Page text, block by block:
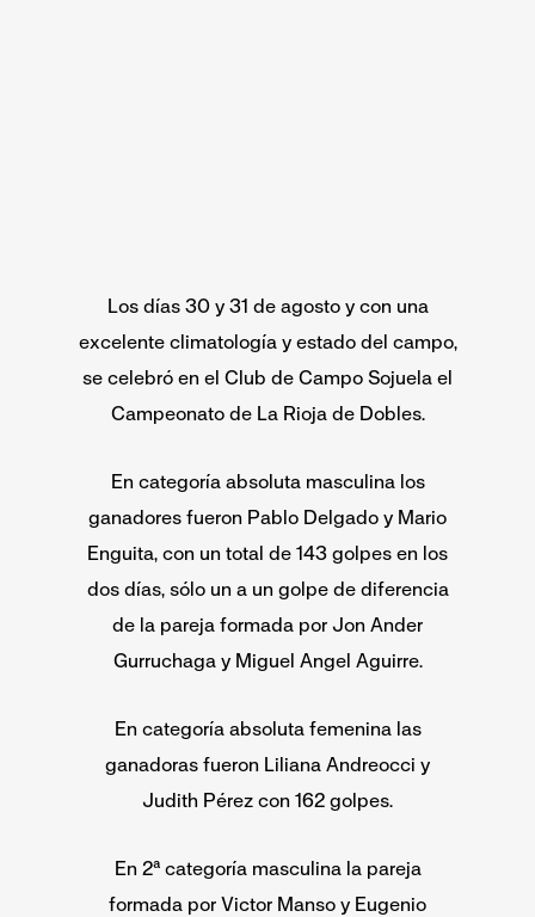
Los días 30 y 31 de agosto y con una
excelente climatología y estado del campo,
se celebró en el Club de Campo Sojuela el
Campeonato de La Rioja de Dobles.
En categoría absoluta masculina los
ganadores fueron Pablo Delgado y Mario
Enguita, con un total de 143 golpes en los
dos días, sólo un a un golpe de diferencia
de la pareja formada por Jon Ander
Gurruchaga y Miguel Angel Aguirre.
En categoría absoluta femenina las
ganadoras fueron Liliana Andreocci y
Judith Pérez con 162 golpes.
En 2ª categoría masculina la pareja
formada por Victor Manso y Eugenio